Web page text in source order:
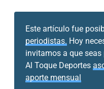
Este artículo fue
periodistas. Hoy
invitamos a que
Al Toque Deportes
aporte mensual